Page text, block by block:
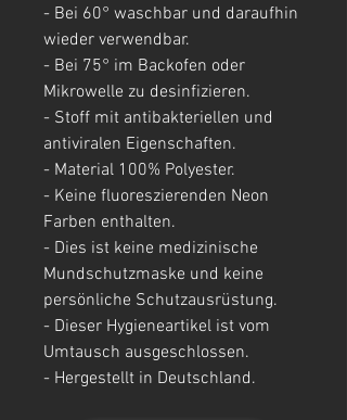
- Bei 60° waschbar und daraufhin
wieder verwendbar.
- Bei 75° im Backofen oder
Mikrowelle zu desinfizieren.
- Stoff mit antibakteriellen und
antiviralen Eigenschaften.
- Material 100% Polyester.
- Keine fluoreszierenden Neon
Farben enthalten.
- Dies ist keine medizinische
Mundschutzmaske und keine
persönliche Schutzausrüstung.
- Dieser Hygieneartikel ist vom
Umtausch ausgeschlossen.
- Hergestellt in Deutschland.